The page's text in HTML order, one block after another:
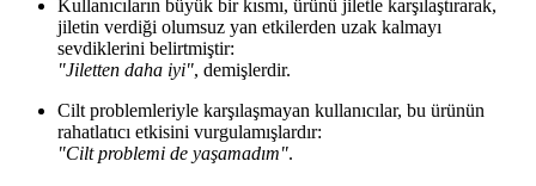
Kullanıcıların büyük bir kısmı, ürünü jiletle karşılaştırarak,
jiletin verdiği olumsuz yan etkilerden uzak kalmayı
sevdiklerini belirtmiştir:
"Jiletten daha iyi", demişlerdir.
Cilt problemleriyle karşılaşmayan kullanıcılar, bu ürünün
rahatlatıcı etkisini vurgulamışlardır:
"Cilt problemi de yaşamadım".